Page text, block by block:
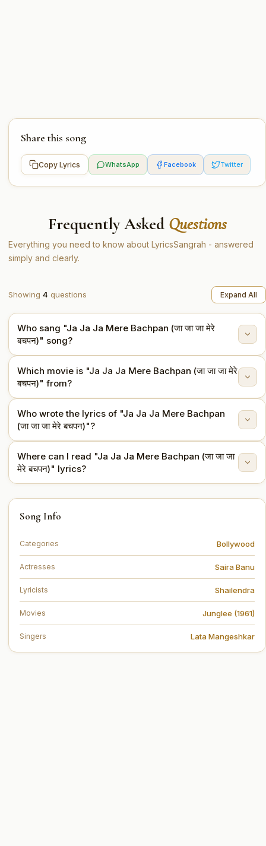
Share this song
Copy Lyrics WhatsApp Facebook Twitter
Frequently Asked Questions
Everything you need to know about LyricsSangrah - answered
simply and clearly.
Showing 4 questions Expand All
Who sang "Ja Ja Ja Mere Bachpan (जा जा जा मेरे
बचपन)" song?
"Ja Ja Ja Mere Bachpan (जा जा जा मेरे बचपन)" is sung by
Lata Mangeshkar.
Which movie is "Ja Ja Ja Mere Bachpan (जा जा जा मेरे
बचपन)" from?
This song is from the movie Junglee (1961).
Who wrote the lyrics of "Ja Ja Ja Mere Bachpan
(जा जा जा मेरे बचपन)"?
The lyrics are written by Shailendra.
Where can I read "Ja Ja Ja Mere Bachpan (जा जा जा
मेरे बचपन)" lyrics?
You can read the full lyrics of "Ja Ja Ja Mere Bachpan
(जा जा जा मेरे बचपन)" on this page.
Song Info
Categories Bollywood
Actresses Saira Banu
Lyricists Shailendra
Movies Junglee (1961)
Singers Lata Mangeshkar